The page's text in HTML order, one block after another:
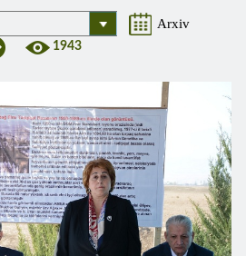
Arxiv
1943